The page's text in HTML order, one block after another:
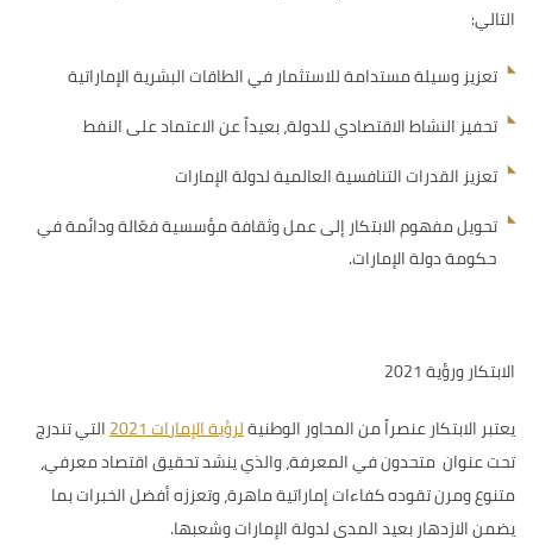
التالي:
تعزيز وسيلة مستدامة للاستثمار في الطاقات البشرية الإماراتية
تحفيز النشاط الاقتصادي للدولة، بعيداً عن الاعتماد على النفط
تعزيز القدرات التنافسية العالمية لدولة الإمارات
تحويل مفهوم الابتكار إلى عمل وثقافة مؤسسية فعّالة ودائمة في
حكومة دولة الإمارات.
الابتكار ورؤية 2021
يعتبر الابتكار عنصراً منالمحاور الوطنيةلرؤية الإمارات 2021
التي تندرج
تحت عنوان متحدون في المعرفة، والذي ينشد تحقيق اقتصاد معرفي،
متنوع ومرن تقوده كفاءات إماراتية ماهرة، وتعززه أفضل الخبرات بما
يضمن الازدهار بعيد المدى لدولة الإمارات وشعبها.